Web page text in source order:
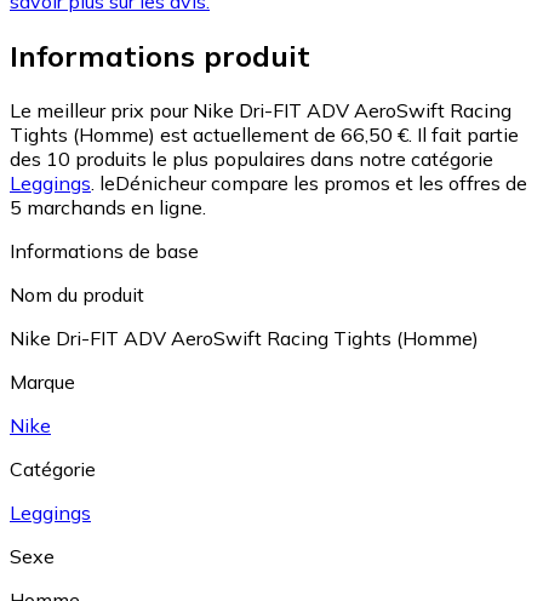
Informations produit
Le meilleur prix pour Nike Dri-FIT ADV AeroSwift Racing
Tights (Homme) est actuellement de 66,50 €. Il fait partie
des 10 produits le plus populaires dans notre catégorie
Leggings leDénicheur compare les promos et les offres de
5 marchands en ligne.
Informations de base
Nom du produit
Nike Dri-FIT ADV AeroSwift Racing Tights (Homme)
Marque
Nike
Catégorie
Leggings
Sexe